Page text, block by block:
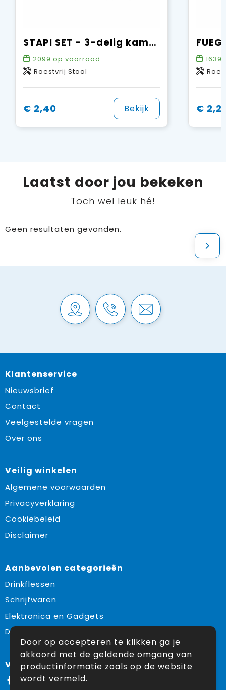
STAPI SET - 3-delig kampeerbestek set
2099 op voorraad
Roestvrij Staal
€ 2,40 Bekijk
16391
€
Laatst door jou bekeken
Toch wel leuk hé!
Geen resultaten gevonden.
Klantenservice
Nieuwsbrief
Contact
Veelgestelde vragen
Over ons
Veilig winkelen
Algemene voorwaarden
Privacyverklaring
Cookiebeleid
Disclaimer
Aanbevolen categorieën
Drinkflessen
Schrijfwaren
Elektronica en Gadgets
Draagtassen
Volg ons op:
Facebook
Door op accepteren te klikken ga je
akkoord met de geldende omgang van
productinformatie zoals op de website
wordt vermeld.